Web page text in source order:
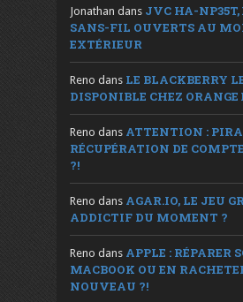
Jonathan dans JVC HA-NP35T,
SANS-FIL OUVERTS AU
EXTÉRIEUR
Reno dans LE BLACKBERRY
DISPONIBLE CHEZ ORANGE
Reno dans ATTENTION :
RÉCUPÉRATION DE
?!
Reno dans AGAR.IO, LE JEU
ADDICTIF DU MOMENT ?
Reno dans APPLE : RÉPARER
MACBOOK OU EN
NOUVEAU ?!